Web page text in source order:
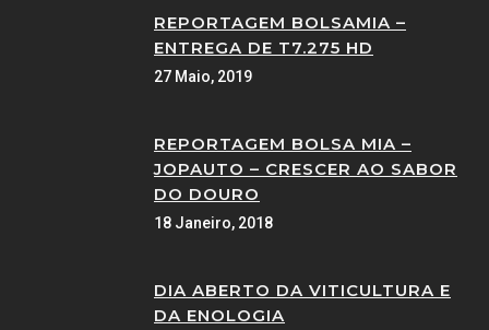
REPORTAGEM BOLSAMIA –
ENTREGA DE T7.275 HD
27 Maio, 2019
REPORTAGEM BOLSA MIA –
JOPAUTO – CRESCER AO SABOR
DO DOURO
18 Janeiro, 2018
DIA ABERTO DA VITICULTURA E
DA ENOLOGIA